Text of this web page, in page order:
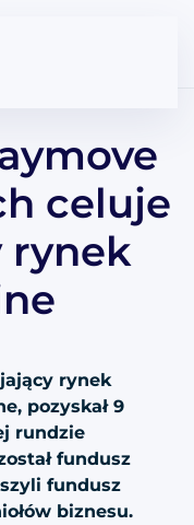
celuje
rynek
rynek
pozyskał 9
rundzie
fundusz
fundusz
biznesu.